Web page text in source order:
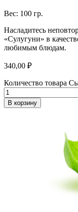
Вес: 100 гр.
Насладитесь
«Сулугуни» в
любимым блюдам.
340,00 ₽
Количество товара
В корзину